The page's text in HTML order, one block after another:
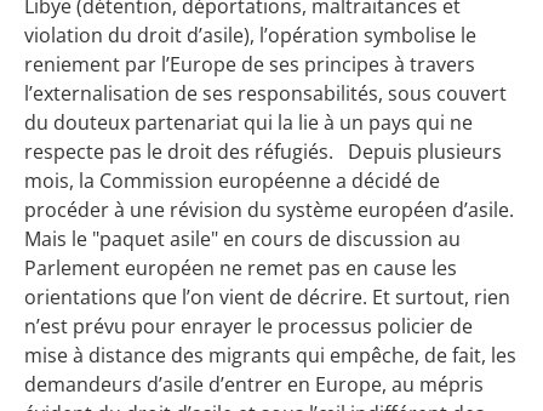
Libye (détention, déportations, maltraitances et
violation du droit d’asile), l’opération symbolise le
reniement par l’Europe de ses principes à travers
l’externalisation de ses responsabilités, sous couvert
du douteux partenariat qui la lie à un pays qui ne
respecte pas le droit des réfugiés. Depuis plusieurs
mois, la Commission européenne a décidé de
procéder à une révision du système européen d’asile.
Mais le "paquet asile" en cours de discussion au
Parlement européen ne remet pas en cause les
orientations que l’on vient de décrire. Et surtout, rien
n’est prévu pour enrayer le processus policier de
mise à distance des migrants qui empêche, de fait, les
demandeurs d’asile d’entrer en Europe, au mépris